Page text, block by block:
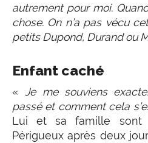
autrement pour moi.
chose. On n’a pas vécu
petits Dupond, Durand ou
Enfant caché
« Je me souviens
passé et comment cela
Lui et sa famille sont
Périgueux après deux